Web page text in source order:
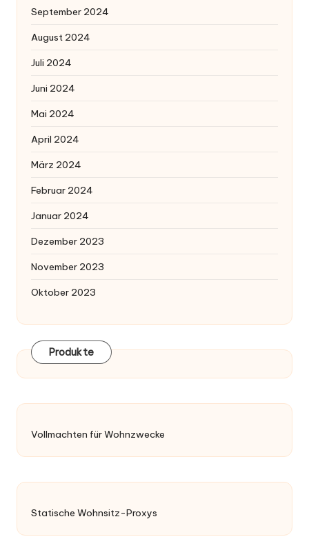
September 2024
August 2024
Juli 2024
Juni 2024
Mai 2024
April 2024
März 2024
Februar 2024
Januar 2024
Dezember 2023
November 2023
Oktober 2023
Produkte
Vollmachten für Wohnzwecke
Statische Wohnsitz-Proxys